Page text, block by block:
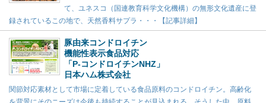
て、ユネスコ（国連教育科学文化機構）の無形文化遺産に登
録されているこの地で、天然香料サプラ・・・【記事詳細】
豚由来コンドロイチン
機能性表示食品対応
「P-コンドロイチンNHZ」
日本ハム株式会社
関節対応素材として市場に定着している食品原料のコンドロイチン。高齢化